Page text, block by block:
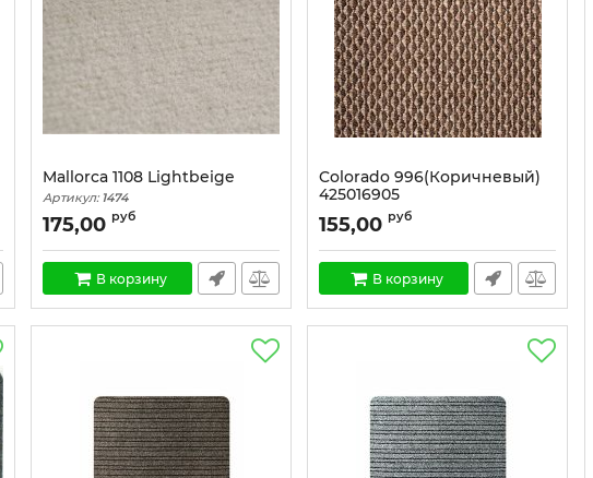
Mallorca 1108 Lightbeige
Артикул: 1474
175,00 руб
В корзину
Colorado 996(Коричневый)
425016905
Артикул: 1497
155,00 руб
В корзину